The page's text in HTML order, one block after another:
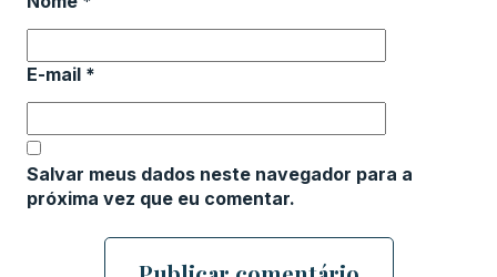
E-mail *
Salvar meus dados neste navegador para a
próxima vez que eu comentar.